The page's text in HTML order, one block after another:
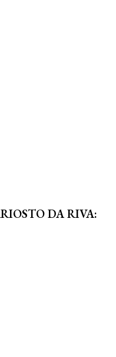
DA RIVA: